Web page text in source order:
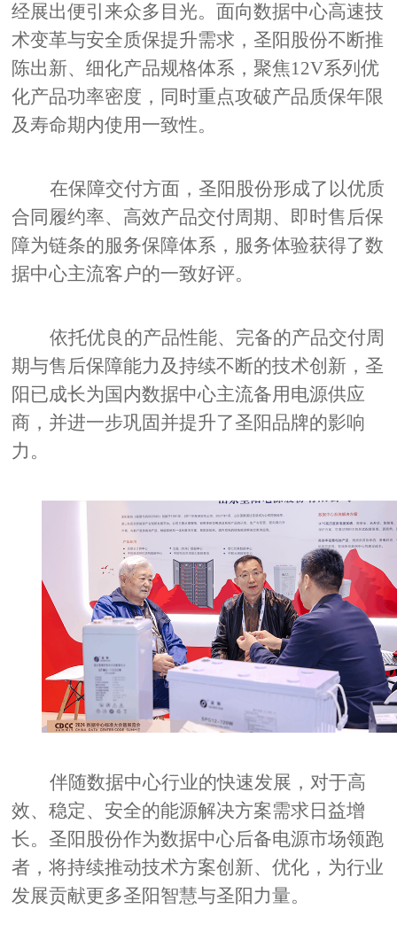
经展出便引来众多目光。面向数据中心高速技
术变革与安全质保提升需求，圣阳股份不断推
陈出新、细化产品规格体系，聚焦12V系列优
化产品功率密度，同时重点攻破产品质保年限
及寿命期内使用一致性。
在保障交付方面，圣阳股份形成了以优质
合同履约率、高效产品交付周期、即时售后保
障为链条的服务保障体系，服务体验获得了数
据中心主流客户的一致好评。
依托优良的产品性能、完备的产品交付周
期与售后保障能力及持续不断的技术创新，圣
阳已成长为国内数据中心主流备用电源供应
商，并进一步巩固并提升了圣阳品牌的影响
力。
伴随数据中心行业的快速发展，对于高
效、稳定、安全的能源解决方案需求日益增
长。圣阳股份作为数据中心后备电源市场领跑
者，将持续推动技术方案创新、优化，为行业
发展贡献更多圣阳智慧与圣阳力量。